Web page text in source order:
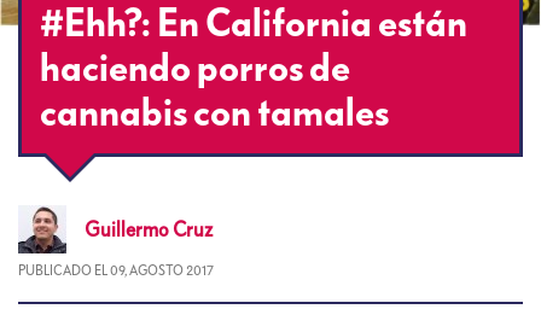
#Ehh?: En California están
haciendo porros de
cannabis con tamales
Guillermo Cruz
PUBLICADO EL 09, AGOSTO 2017